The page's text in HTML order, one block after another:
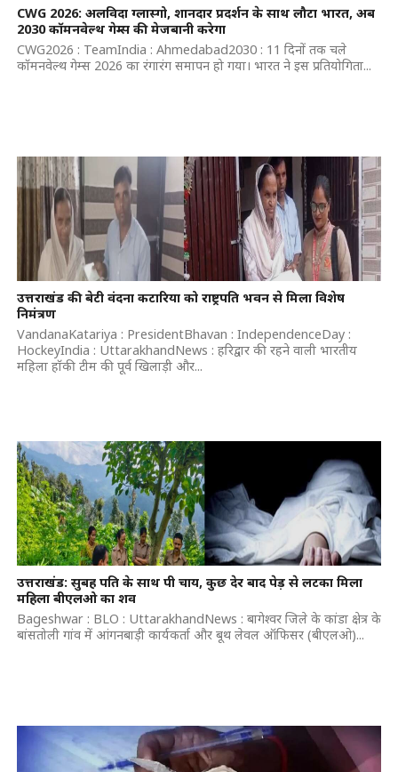
CWG 2026: अलविदा ग्लास्गो, शानदार प्रदर्शन के साथ लौटा भारत, अब
2030 कॉमनवेल्थ गेम्स की मेजबानी करेगा
CWG2026 : TeamIndia : Ahmedabad2030 : 11 दिनों तक चले
कॉमनवेल्थ गेम्स 2026 का रंगारंग समापन हो गया। भारत ने इस प्रतियोगिता...
उत्तराखंड की बेटी वंदना कटारिया को राष्ट्रपति भवन से मिला विशेष
निमंत्रण
VandanaKatariya : PresidentBhavan : IndependenceDay :
HockeyIndia : UttarakhandNews : हरिद्वार की रहने वाली भारतीय
महिला हॉकी टीम की पूर्व खिलाड़ी और...
उत्तराखंड: सुबह पति के साथ पी चाय, कुछ देर बाद पेड़ से लटका मिला
महिला बीएलओ का शव
Bageshwar : BLO : UttarakhandNews : बागेश्वर जिले के कांडा क्षेत्र के
बांसतोली गांव में आंगनबाड़ी कार्यकर्ता और बूथ लेवल ऑफिसर (बीएलओ)...